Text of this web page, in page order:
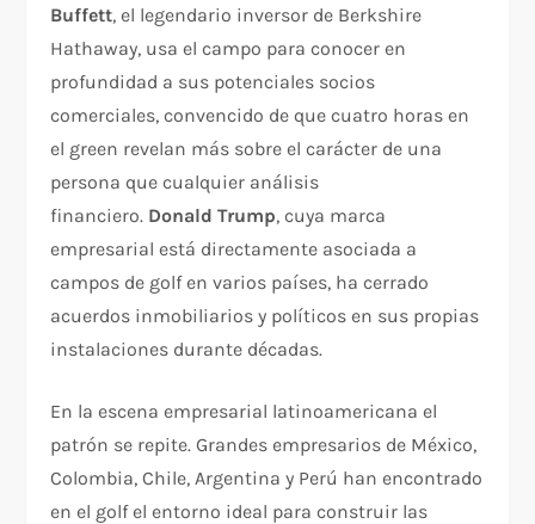
Buffett, el legendario inversor de Berkshire
Hathaway, usa el campo para conocer en
profundidad a sus potenciales socios
comerciales, convencido de que cuatro horas en
el green revelan más sobre el carácter de una
persona que cualquier análisis
financiero. Donald Trump, cuya marca
empresarial está directamente asociada a
campos de golf en varios países, ha cerrado
acuerdos inmobiliarios y políticos en sus propias
instalaciones durante décadas.
En la escena empresarial latinoamericana el
patrón se repite. Grandes empresarios de México,
Colombia, Chile, Argentina y Perú han encontrado
en el golf el entorno ideal para construir las